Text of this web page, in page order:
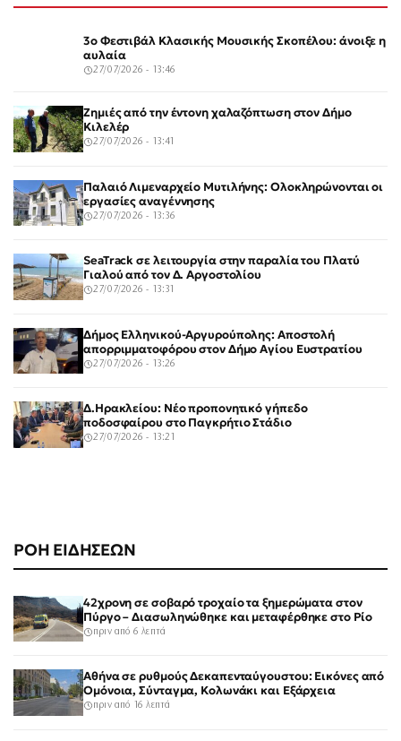
ΡΟΗ ΕΙΔΗΣΕΩΝ
42χρονη σε σοβαρό τροχαίο τα ξημερώματα στον
Πύργο – Διασωληνώθηκε και μεταφέρθηκε στο Ρίο
πριν από 6 λεπτά
Αθήνα σε ρυθμούς Δεκαπενταύγουστου: Εικόνες από
Ομόνοια, Σύνταγμα, Κολωνάκι και Εξάρχεια
πριν από 16 λεπτά
3ο Φεστιβάλ Κλασικής Μουσικής Σκοπέλου: άνοιξε η
αυλαία
27/07/2026 - 13:46
Ζημιές από την έντονη χαλαζόπτωση στον Δήμο
Κιλελέρ
27/07/2026 - 13:41
Παλαιό Λιμεναρχείο Μυτιλήνης: Ολοκληρώνονται οι
εργασίες αναγέννησης
27/07/2026 - 13:36
SeaTrack σε λειτουργία στην παραλία του Πλατύ
Γιαλού από τον Δ. Αργοστολίου
27/07/2026 - 13:31
Δήμος Ελληνικού-Αργυρούπολης: Αποστολή
απορριμματοφόρου στον Δήμο Αγίου Ευστρατίου
27/07/2026 - 13:26
Δ.Ηρακλείου: Νέο προπονητικό γήπεδο
ποδοσφαίρου στο Παγκρήτιο Στάδιο
27/07/2026 - 13:21